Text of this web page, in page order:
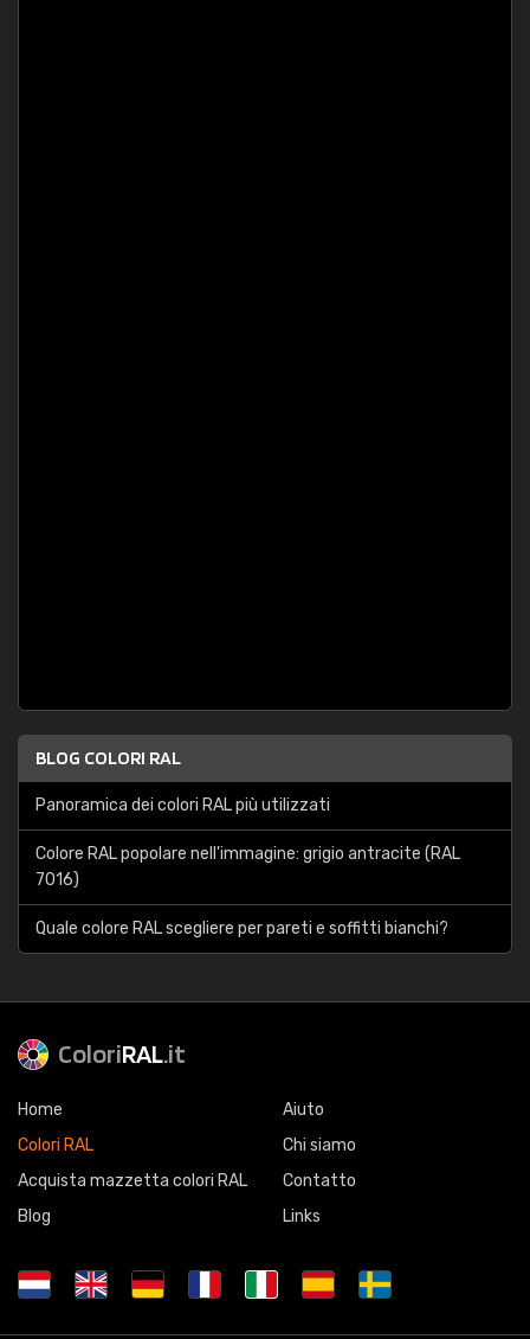
BLOG COLORI RAL
Panoramica dei colori RAL più utilizzati
Colore RAL popolare nell'immagine: grigio antracite (RAL
7016)
Quale colore RAL scegliere per pareti e soffitti bianchi?
ColoriRAL.it
Home
Colori RAL
Acquista mazzetta colori RAL
Blog
Aiuto
Chi siamo
Contatto
Links